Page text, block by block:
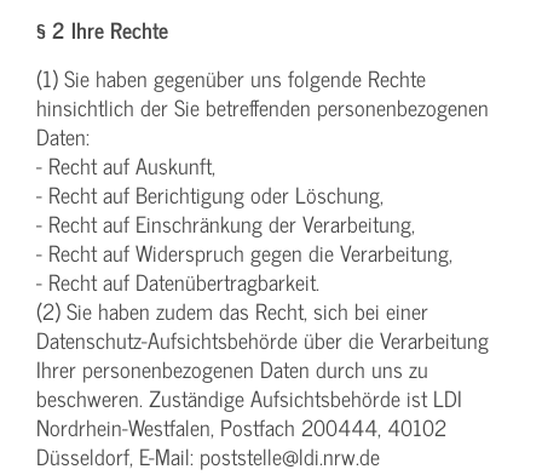
§ 2 Ihre Rechte
(1) Sie haben gegenüber uns folgende Rechte
hinsichtlich der Sie betreffenden personenbezogenen
Daten:
- Recht auf Auskunft,
- Recht auf Berichtigung oder Löschung,
- Recht auf Einschränkung der Verarbeitung,
- Recht auf Widerspruch gegen die Verarbeitung,
- Recht auf Datenübertragbarkeit.
(2) Sie haben zudem das Recht, sich bei einer
Datenschutz-Aufsichtsbehörde über die Verarbeitung
Ihrer personenbezogenen Daten durch uns zu
beschweren. Zuständige Aufsichtsbehörde ist LDI
Nordrhein-Westfalen, Postfach 200444, 40102
Düsseldorf, E-Mail: poststelle@ldi.nrw.de